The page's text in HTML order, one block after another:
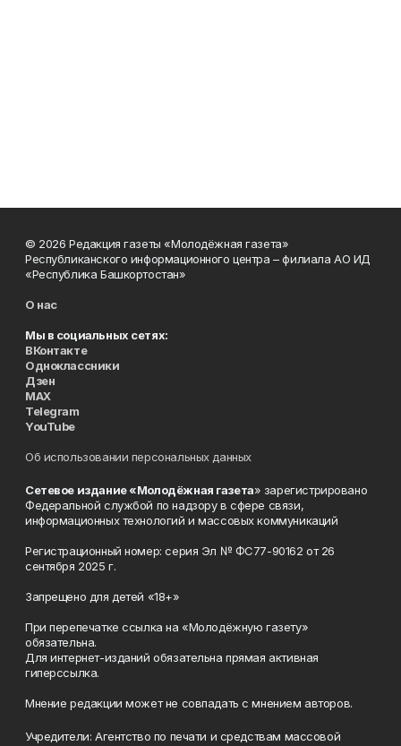
© 2026 Редакция газеты «Молодёжная газета»
Республиканского информационного центра – филиала АО ИД
«Республика Башкортостан»
О нас
Мы в социальных сетях:
ВКонтакте
Одноклассники
Дзен
MAX
Telegram
YouTube
Об использовании персональных данных
Сетевое издание «Молодёжная газета» зарегистрировано
Федеральной службой по надзору в сфере связи,
информационных технологий и массовых коммуникаций
Регистрационный номер: серия Эл № ФС77-90162 от 26
сентября 2025 г.
Запрещено для детей «18+»
При перепечатке ссылка на «Молодёжную газету»
обязательна.
Для интернет-изданий обязательна прямая активная
гиперссылка.
Мнение редакции может не совпадать с мнением авторов.
Учредители: Агентство по печати и средствам массовой